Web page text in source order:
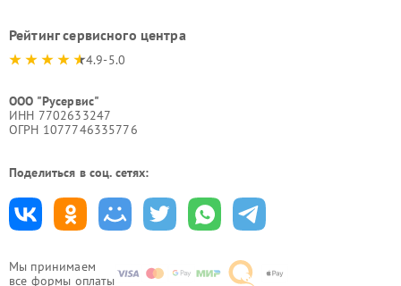
Мы принимаем
все формы оплаты
Рейтинг сервисного центра
4.9-5.0
ООО "Русервис"
ИНН 7702633247
ОГРН 1077746335776
Поделиться в соц. сетях: